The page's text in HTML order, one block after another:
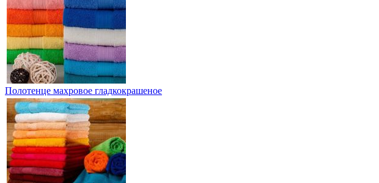
Полотенце махровое гладкокрашеное